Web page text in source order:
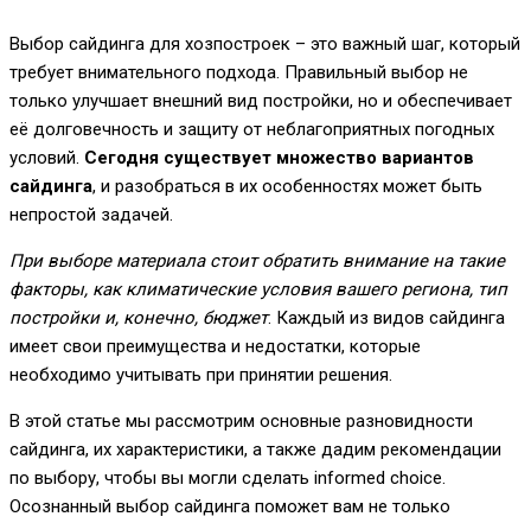
Выбор сайдинга для хозпостроек – это важный шаг, который
требует внимательного подхода. Правильный выбор не
только улучшает внешний вид постройки, но и обеспечивает
её долговечность и защиту от неблагоприятных погодных
условий. Сегодня существует множество вариантов
сайдинга, и разобраться в их особенностях может быть
непростой задачей.
При выборе материала стоит обратить внимание на такие
факторы, как климатические условия вашего региона, тип
постройки и, конечно, бюджет. Каждый из видов сайдинга
имеет свои преимущества и недостатки, которые
необходимо учитывать при принятии решения.
В этой статье мы рассмотрим основные разновидности
сайдинга, их характеристики, а также дадим рекомендации
по выбору, чтобы вы могли сделать informed choice.
Осознанный выбор сайдинга поможет вам не только